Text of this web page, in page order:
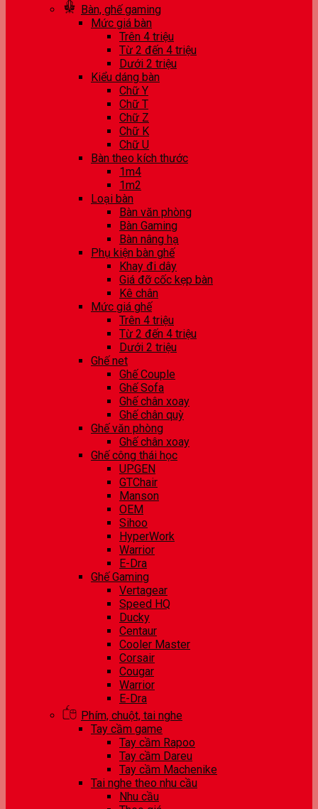
Bàn, ghế gaming
Mức giá bàn
Trên 4 triệu
Từ 2 đến 4 triệu
Dưới 2 triệu
Kiểu dáng bàn
Chữ Y
Chữ T
Chữ Z
Chữ K
Chữ U
Bàn theo kích thước
1m4
1m2
Loại bàn
Bàn văn phòng
Bàn Gaming
Bàn nâng hạ
Phụ kiện bàn ghế
Khay đi dây
Giá đỡ cốc kẹp bàn
Kê chân
Mức giá ghế
Trên 4 triệu
Từ 2 đến 4 triệu
Dưới 2 triệu
Ghế net
Ghế Couple
Ghế Sofa
Ghế chân xoay
Ghế chân quỳ
Ghế văn phòng
Ghế chân xoay
Ghế công thái học
UPGEN
GTChair
Manson
OEM
Sihoo
HyperWork
Warrior
E-Dra
Ghế Gaming
Vertagear
Speed HQ
Ducky
Centaur
Cooler Master
Corsair
Cougar
Warrior
E-Dra
Phím, chuột, tai nghe
Tay cầm game
Tay cầm Rapoo
Tay cầm Dareu
Tay cầm Machenike
Tai nghe theo nhu cầu
Nhu cầu